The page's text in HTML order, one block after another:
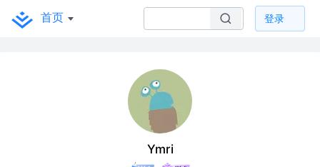
首页 登录
Ymri